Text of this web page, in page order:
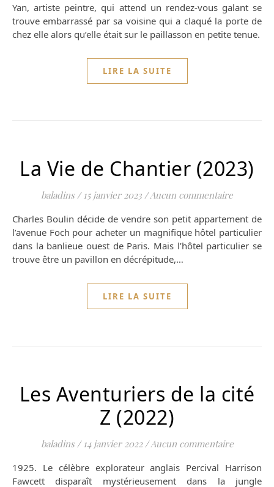
Yan, artiste peintre, qui attend un rendez-vous galant se
trouve embarrassé par sa voisine qui a claqué la porte de
chez elle alors qu’elle était sur le paillasson en petite tenue.
LIRE LA SUITE
La Vie de Chantier (2023)
baladins / 15 janvier 2023 /Aucun commentaire
Charles Boulin décide de vendre son petit appartement de
l’avenue Foch pour acheter un magnifique hôtel particulier
dans la banlieue ouest de Paris. Mais l’hôtel particulier se
trouve être un pavillon en décrépitude,…
LIRE LA SUITE
Les Aventuriers de la cité
Z (2022)
baladins / 14 janvier 2022 /Aucun commentaire
1925. Le célèbre explorateur anglais Percival Harrison
Fawcett disparaît mystérieusement dans la jungle